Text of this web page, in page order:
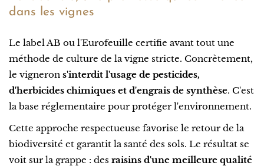
dans les vignes
Le label AB ou l'Eurofeuille certifie avant tout une
méthode de culture de la vigne stricte. Concrètement,
le vigneron s'interdit l'usage de pesticides,
d'herbicides chimiques et d'engrais de synthèse. C'est
la base réglementaire pour protéger l'environnement.
Cette approche respectueuse favorise le retour de la
biodiversité et garantit la santé des sols. Le résultat se
voit sur la grappe : des raisins d'une meilleure qualité